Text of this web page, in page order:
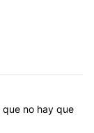
no hay que